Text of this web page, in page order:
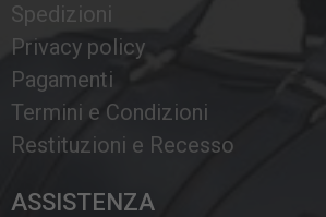
Spedizioni
Privacy policy
Pagamenti
Termini e Condizioni
Restituzioni e Recesso
ASSISTENZA